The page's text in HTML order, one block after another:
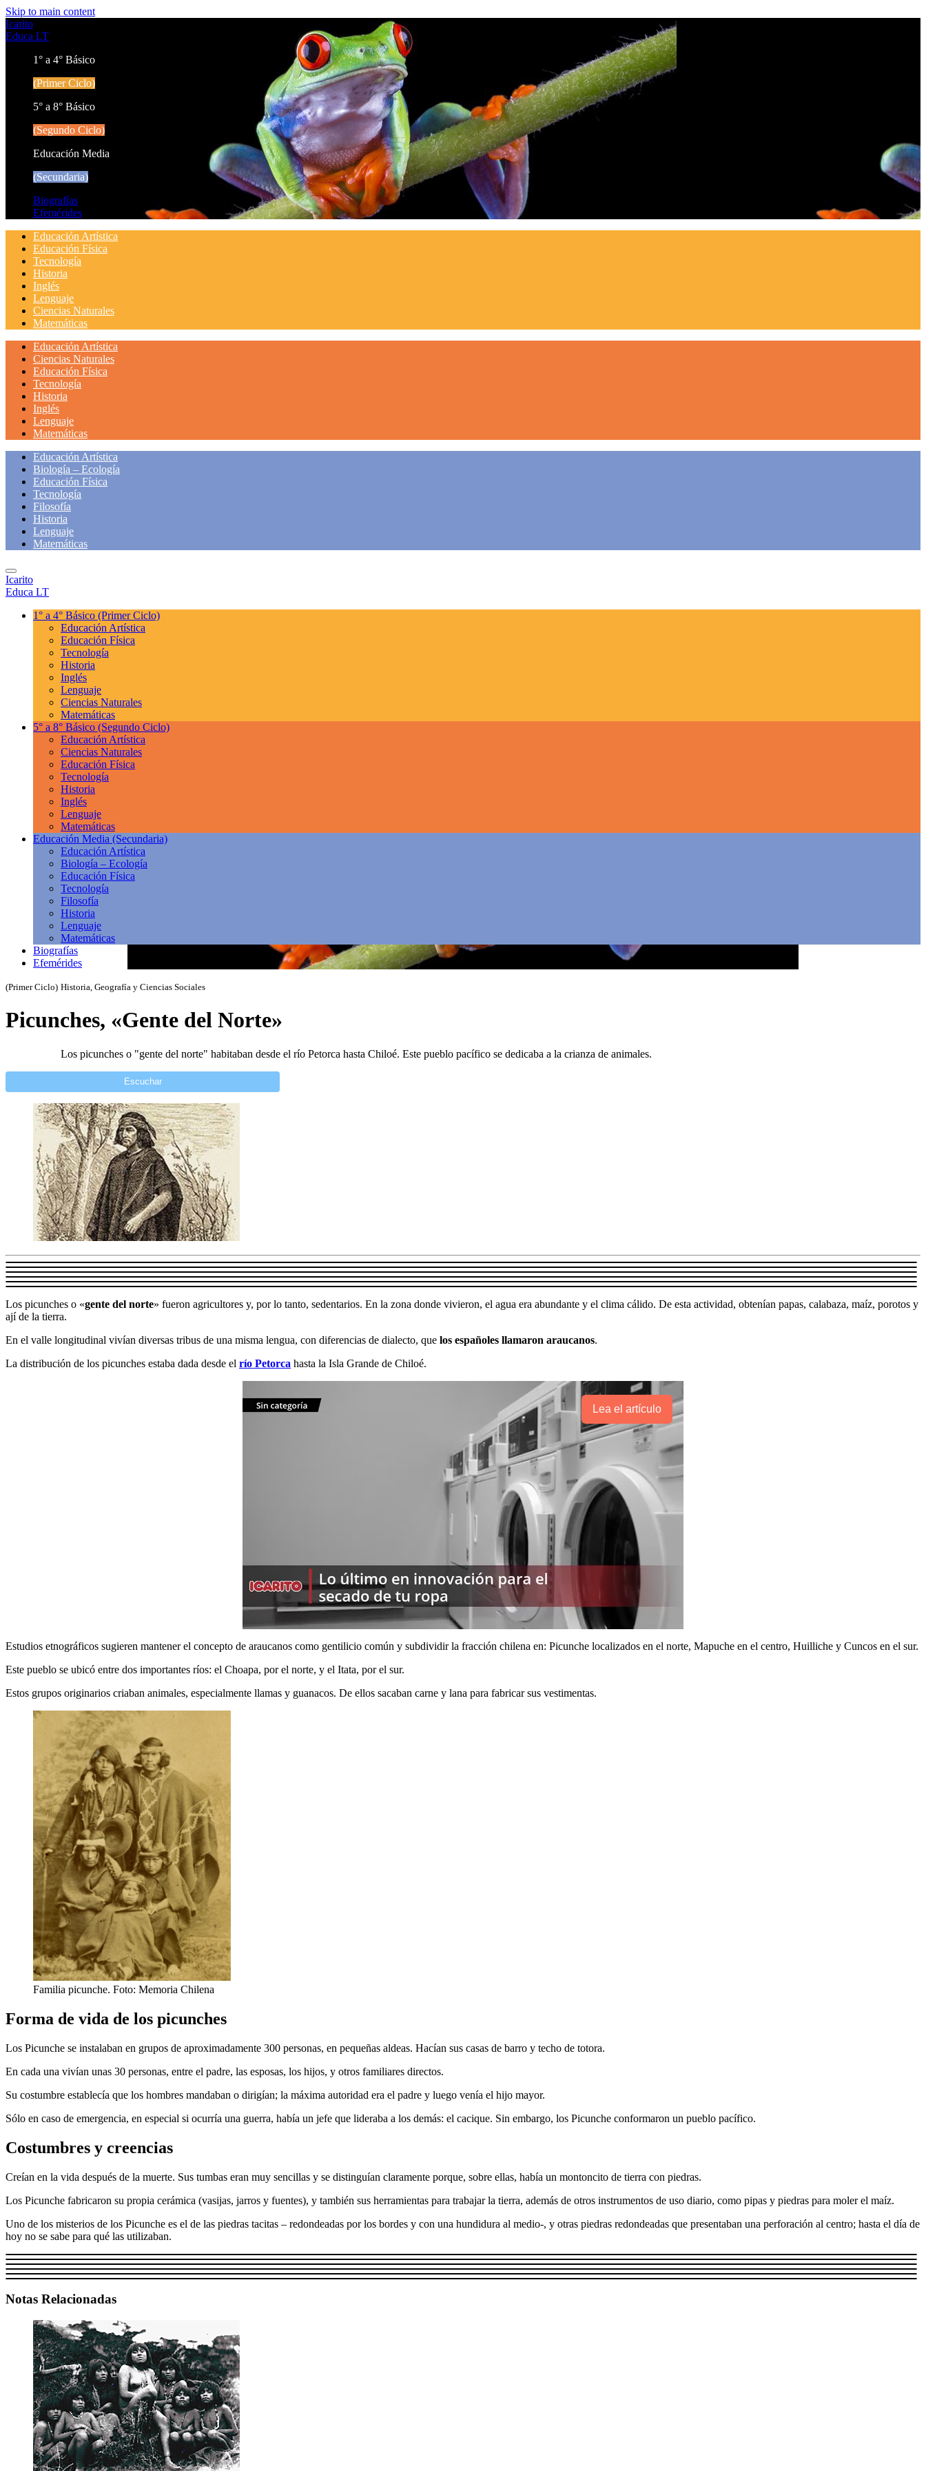
Skip to main content
Icarito
Educa LT
1° a 4° Básico
(Primer Ciclo)
5° a 8° Básico
(Segundo Ciclo)
Educación Media
(Secundaria)
Biografías
Efemérides
Educación Artística
Educación Física
Tecnología
Historia
Inglés
Lenguaje
Ciencias Naturales
Matemáticas
Educación Artística
Ciencias Naturales
Educación Física
Tecnología
Historia
Inglés
Lenguaje
Matemáticas
Educación Artística
Biología – Ecología
Educación Física
Tecnología
Filosofía
Historia
Lenguaje
Matemáticas
Icarito
Educa LT
1° a 4° Básico (Primer Ciclo)
Educación Artística
Educación Física
Tecnología
Historia
Inglés
Lenguaje
Ciencias Naturales
Matemáticas
5° a 8° Básico (Segundo Ciclo)
Educación Artística
Ciencias Naturales
Educación Física
Tecnología
Historia
Inglés
Lenguaje
Matemáticas
Educación Media (Secundaria)
Educación Artística
Biología – Ecología
Educación Física
Tecnología
Filosofía
Historia
Lenguaje
Matemáticas
Biografías
Efemérides
(Primer Ciclo) Historia, Geografía y Ciencias Sociales
Picunches, «Gente del Norte»
Los picunches o "gente del norte" habitaban desde el río Petorca hasta Chiloé. Este pueblo pacífico se dedicaba a la crianza de animales.
Escuchar
Los picunches o «gente del norte» fueron agricultores y, por lo tanto, sedentarios. En la zona donde vivieron, el agua era abundante y el clima cálido. De esta actividad, obtenían papas, calabaza, maíz, porotos y
ají de la tierra.
En el valle longitudinal vivían diversas tribus de una misma lengua, con diferencias de dialecto, que los españoles llamaron araucanos.
La distribución de los picunches estaba dada desde el río Petorca hasta la Isla Grande de Chiloé.
Lea el artículo
Estudios etnográficos sugieren mantener el concepto de araucanos como gentilicio común y subdividir la fracción chilena en: Picunche localizados en el norte, Mapuche en el centro, Huilliche y Cuncos en el sur.
Este pueblo se ubicó entre dos importantes ríos: el Choapa, por el norte, y el Itata, por el sur.
Estos grupos originarios criaban animales, especialmente llamas y guanacos. De ellos sacaban carne y lana para fabricar sus vestimentas.
Familia picunche. Foto: Memoria Chilena
Forma de vida de los picunches
Los Picunche se instalaban en grupos de aproximadamente 300 personas, en pequeñas aldeas. Hacían sus casas de barro y techo de totora.
En cada una vivían unas 30 personas, entre el padre, las esposas, los hijos, y otros familiares directos.
Su costumbre establecía que los hombres mandaban o dirigían; la máxima autoridad era el padre y luego venía el hijo mayor.
Sólo en caso de emergencia, en especial si ocurría una guerra, había un jefe que lideraba a los demás: el cacique. Sin embargo, los Picunche conformaron un pueblo pacífico.
Costumbres y creencias
Creían en la vida después de la muerte. Sus tumbas eran muy sencillas y se distinguían claramente porque, sobre ellas, había un montoncito de tierra con piedras.
Los Picunche fabricaron su propia cerámica (vasijas, jarros y fuentes), y también sus herramientas para trabajar la tierra, además de otros instrumentos de uso diario, como pipas y piedras para moler el maíz.
Uno de los misterios de los Picunche es el de las piedras tacitas – redondeadas por los bordes y con una hundidura al medio-, y otras piedras redondeadas que presentaban una perforación al centro; hasta el día de
hoy no se sabe para qué las utilizaban.
Notas Relacionadas